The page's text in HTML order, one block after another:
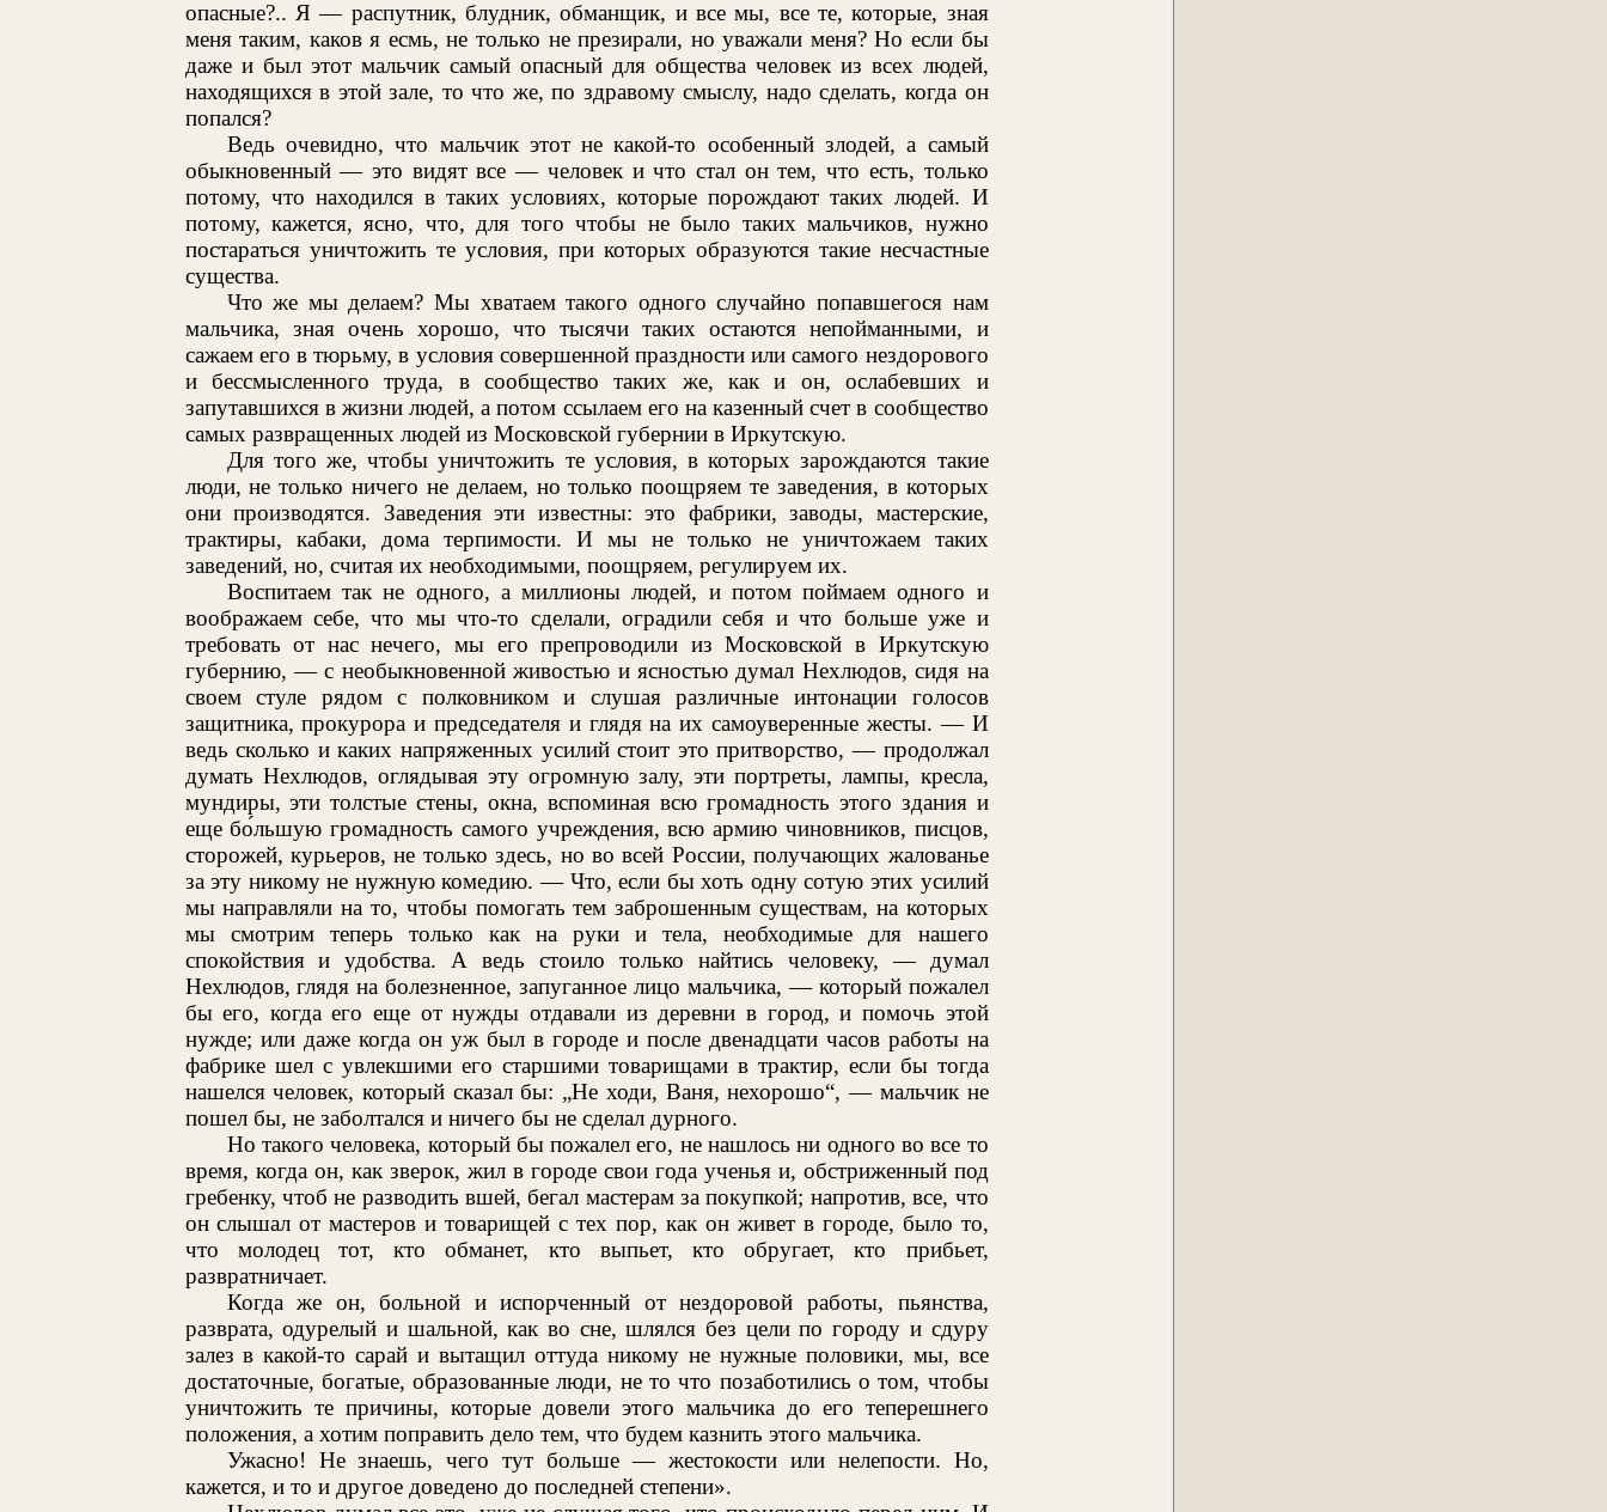
опасные?.. Я — распутник, блудник, обманщик, и все мы, все те, которые, зная
меня таким, каков я есмь, не только не презирали, но уважали меня? Но если бы
даже и был этот мальчик самый опасный для общества человек из всех людей,
находящихся в этой зале, то что же, по здравому смыслу, надо сделать, когда он
попался?
Ведь очевидно, что мальчик этот не какой-то особенный злодей, а самый
обыкновенный — это видят все — человек и что стал он тем, что есть, только
потому, что находился в таких условиях, которые порождают таких людей. И
потому, кажется, ясно, что, для того чтобы не было таких мальчиков, нужно
постараться уничтожить те условия, при которых образуются такие несчастные
существа.
Что же мы делаем? Мы хватаем такого одного случайно попавшегося нам
мальчика, зная очень хорошо, что тысячи таких остаются непойманными, и
сажаем его в тюрьму, в условия совершенной праздности или самого нездорового
и бессмысленного труда, в сообщество таких же, как и он, ослабевших и
запутавшихся в жизни людей, а потом ссылаем его на казенный счет в сообщество
самых развращенных людей из Московской губернии в Иркутскую.
Для того же, чтобы уничтожить те условия, в которых зарождаются такие
люди, не только ничего не делаем, но только поощряем те заведения, в которых
они производятся. Заведения эти известны: это фабрики, заводы, мастерские,
трактиры, кабаки, дома терпимости. И мы не только не уничтожаем таких
заведений, но, считая их необходимыми, поощряем, регулируем их.
Воспитаем так не одного, а миллионы людей, и потом поймаем одного и
воображаем себе, что мы что-то сделали, оградили себя и что больше уже и
требовать от нас нечего, мы его препроводили из Московской в Иркутскую
губернию, — с необыкновенной живостью и ясностью думал Нехлюдов, сидя на
своем стуле рядом с полковником и слушая различные интонации голосов
защитника, прокурора и председателя и глядя на их самоуверенные жесты. — И
ведь сколько и каких напряженных усилий стоит это притворство, — продолжал
думать Нехлюдов, оглядывая эту огромную залу, эти портреты, лампы, кресла,
мундиры, эти толстые стены, окна, вспоминая всю громадность этого здания и
еще бо́льшую громадность самого учреждения, всю армию чиновников, писцов,
сторожей, курьеров, не только здесь, но во всей России, получающих жалованье
за эту никому не нужную комедию. — Что, если бы хоть одну сотую этих усилий
мы направляли на то, чтобы помогать тем заброшенным существам, на которых
мы смотрим теперь только как на руки и тела, необходимые для нашего
спокойствия и удобства. А ведь стоило только найтись человеку, — думал
Нехлюдов, глядя на болезненное, запуганное лицо мальчика, — который пожалел
бы его, когда его еще от нужды отдавали из деревни в город, и помочь этой
нужде; или даже когда он уж был в городе и после двенадцати часов работы на
фабрике шел с увлекшими его старшими товарищами в трактир, если бы тогда
нашелся человек, который сказал бы: „Не ходи, Ваня, нехорошо“, — мальчик не
пошел бы, не заболтался и ничего бы не сделал дурного.
Но такого человека, который бы пожалел его, не нашлось ни одного во все то
время, когда он, как зверок, жил в городе свои года ученья и, обстриженный под
гребенку, чтоб не разводить вшей, бегал мастерам за покупкой; напротив, все, что
он слышал от мастеров и товарищей с тех пор, как он живет в городе, было то,
что молодец тот, кто обманет, кто выпьет, кто обругает, кто прибьет,
развратничает.
Когда же он, больной и испорченный от нездоровой работы, пьянства,
разврата, одурелый и шальной, как во сне, шлялся без цели по городу и сдуру
залез в какой-то сарай и вытащил оттуда никому не нужные половики, мы, все
достаточные, богатые, образованные люди, не то что позаботились о том, чтобы
уничтожить те причины, которые довели этого мальчика до его теперешнего
положения, а хотим поправить дело тем, что будем казнить этого мальчика.
Ужасно! Не знаешь, чего тут больше — жестокости или нелепости. Но,
кажется, и то и другое доведено до последней степени».